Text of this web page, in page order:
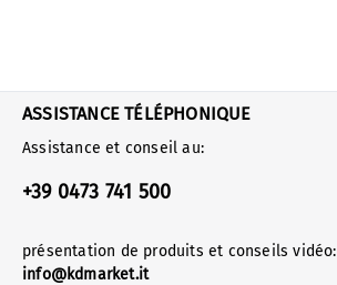
ASSISTANCE TÉLÉPHONIQUE
Assistance et conseil au:
+39 0473 741 500
présentation de produits et conseils vidéo:
info@kdmarket.it